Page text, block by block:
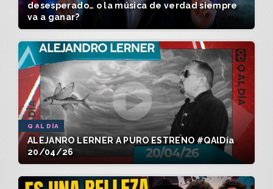
desesperado… o la música de verdad siempre
va a ganar?
Q AL DÍA
ALEJANRO LERNER A PURO ESTRENO #QAlDía
20/04/26